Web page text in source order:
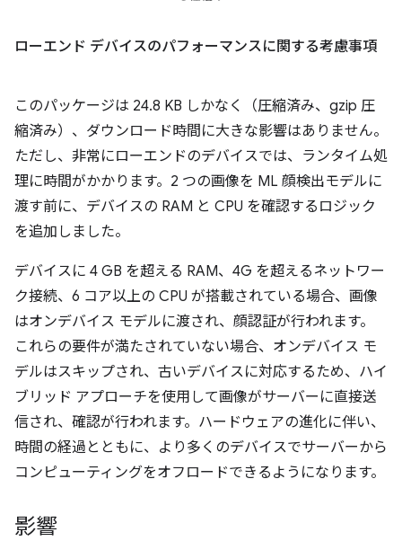
ローエンド デバイスのパフォーマンスに関する考慮事項
このパッケージは 24.8 KB しかなく（圧縮済み、gzip 圧
縮済み）、ダウンロード時間に大きな影響はありません。
ただし、非常にローエンドのデバイスでは、ランタイム処
理に時間がかかります。2 つの画像を ML 顔検出モデルに
渡す前に、デバイスの RAM と CPU を確認するロジック
を追加しました。
デバイスに 4 GB を超える RAM、4G を超えるネットワー
ク接続、6 コア以上の CPU が搭載されている場合、画像
はオンデバイス モデルに渡され、顔認証が行われます。
これらの要件が満たされていない場合、オンデバイス モ
デルはスキップされ、古いデバイスに対応するため、ハイ
ブリッド アプローチを使用して画像がサーバーに直接送
信され、確認が行われます。ハードウェアの進化に伴い、
時間の経過とともに、より多くのデバイスでサーバーから
コンピューティングをオフロードできるようになります。
影響